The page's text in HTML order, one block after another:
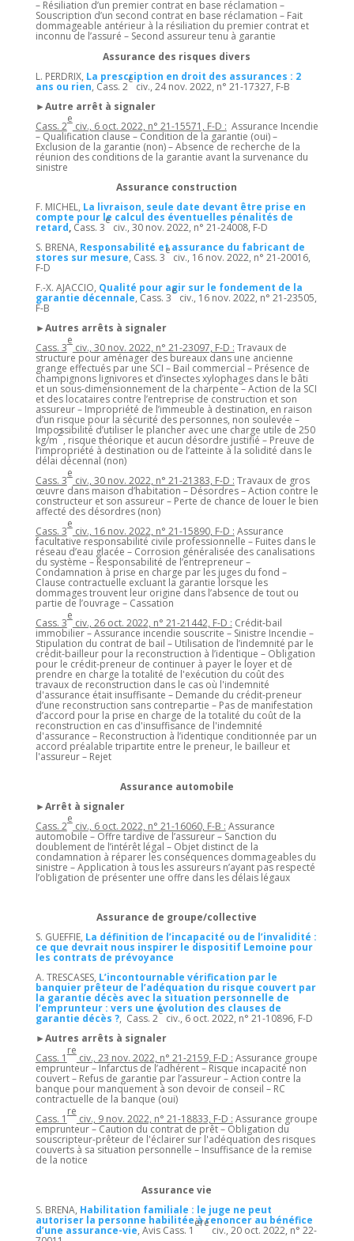
– Résiliation d’un premier contrat en base réclamation –
Souscription d’un second contrat en base réclamation – Fait
dommageable antérieur à la résiliation du premier contrat et
inconnu de l’assuré – Second assureur tenu à garantie
Assurance des risques divers
L. PERDRIX, La prescription en droit des assurances : 2
ans ou rien, Cass. 2
e
civ., 24 nov. 2022, n° 21-17327, F-B
►Autre arrêt à signaler
Cass. 2
e
civ., 6 oct. 2022, n° 21-15571, F-D : Assurance Incendie
– Qualification clause – Condition de la garantie (oui) –
Exclusion de la garantie (non) – Absence de recherche de la
réunion des conditions de la garantie avant la survenance du
sinistre
Assurance construction
F. MICHEL, La livraison, seule date devant être prise en
compte pour le calcul des éventuelles pénalités de
retard,Cass. 3
e
civ., 30 nov. 2022, n° 21-24008, F-D
S. BRENA, Responsabilité et assurance du fabricant de
stores sur mesure, Cass. 3
e
civ., 16 nov. 2022, n° 21-20016,
F-D
F.-X. AJACCIO, Qualité pour agir sur le fondement de la
garantie décennale, Cass. 3
e
civ., 16 nov. 2022, n° 21-23505,
F-B
►Autres arrêts à signaler
Cass. 3
e
civ., 30 nov. 2022, n° 21-23097, F-D : Travaux de
structure pour aménager des bureaux dans une ancienne
grange effectués par une SCI – Bail commercial – Présence de
champignons lignivores et d’insectes xylophages dans le bâti
et un sous-dimensionnement de la charpente – Action de la SCI
et des locataires contre l’entreprise de construction et son
assureur – Impropriété de l’immeuble à destination, en raison
d’un risque pour la sécurité des personnes, non soulevée –
Impossibilité d’utiliser le plancher avec une charge utile de 250
kg/m
2
, risque théorique et aucun désordre justifié – Preuve de
l’impropriété à destination ou de l’atteinte à la solidité dans le
délai décennal (non)
Cass. 3
e
civ., 30 nov. 2022, n° 21-21383, F-D : Travaux de gros
œuvre dans maison d’habitation – Désordres – Action contre le
constructeur et son assureur – Perte de chance de louer le bien
affecté des désordres (non)
Cass. 3
e
civ., 16 nov. 2022, n° 21-15890, F-D : Assurance
facultative responsabilité civile professionnelle – Fuites dans le
réseau d’eau glacée – Corrosion généralisée des canalisations
du système – Responsabilité de l’entrepreneur –
Condamnation à prise en charge par les juges du fond –
Clause contractuelle excluant la garantie lorsque les
dommages trouvent leur origine dans l’absence de tout ou
partie de l’ouvrage – Cassation
Cass. 3
e
civ., 26 oct. 2022, n° 21-21442, F-D : Crédit-bail
immobilier – Assurance incendie souscrite – Sinistre Incendie –
Stipulation du contrat de bail – Utilisation de l’indemnité par le
crédit-bailleur pour la reconstruction à l’identique – Obligation
pour le crédit-preneur de continuer à payer le loyer et de
prendre en charge la totalité de l'exécution du coût des
travaux de reconstruction dans le cas où l'indemnité
d'assurance était insuffisante – Demande du crédit-preneur
d’une reconstruction sans contrepartie – Pas de manifestation
d’accord pour la prise en charge de la totalité du coût de la
reconstruction en cas d'insuffisance de l'indemnité
d'assurance – Reconstruction à l’identique conditionnée par un
accord préalable tripartite entre le preneur, le bailleur et
l'assureur – Rejet
Assurance automobile
►Arrêt à signaler
Cass. 2
e
civ., 6 oct. 2022, n° 21-16060, F-B : Assurance
automobile – Offre tardive de l’assureur – Sanction du
doublement de l’intérêt légal – Objet distinct de la
condamnation à réparer les conséquences dommageables du
sinistre – Application à tous les assureurs n’ayant pas respecté
l’obligation de présenter une offre dans les délais légaux
Assurance de groupe/collective
S. GUEFFIE, La définition de l’incapacité ou de l’invalidité :
ce que devrait nous inspirer le dispositif Lemoine pour
les contrats de prévoyance
A. TRESCASES, L’incontournable vérification par le
banquier prêteur de l’adéquation du risque couvert par
la garantie décès avec la situation personnelle de
l’emprunteur : vers une évolution des clauses de
garantie décès ?, Cass. 2
e
civ., 6 oct. 2022, n° 21-10896, F-D
►Autres arrêts à signaler
Cass. 1
re
civ., 23 nov. 2022, n° 21-2159, F-D : Assurance groupe
emprunteur – Infarctus de l’adhérent – Risque incapacité non
couvert – Refus de garantie par l’assureur – Action contre la
banque pour manquement à son devoir de conseil – RC
contractuelle de la banque (oui)
Cass. 1
re
civ., 9 nov. 2022, n° 21-18833, F-D : Assurance groupe
emprunteur – Caution du contrat de prêt – Obligation du
souscripteur-prêteur de l'éclairer sur l'adéquation des risques
couverts à sa situation personnelle – Insuffisance de la remise
de la notice
Assurance vie
S. BRENA, Habilitation familiale : le juge ne peut
autoriser la personne habilitée à renoncer au bénéfice
d’une assurance-vie, Avis Cass. 1
ère
civ., 20 oct. 2022, n° 22-